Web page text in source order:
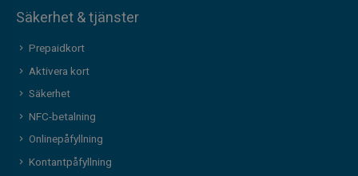
Säkerhet & tjänster
Prepaidkort
Aktivera kort
Säkerhet
NFC-betalning
Onlinepåfyllning
Kontantpåfyllning